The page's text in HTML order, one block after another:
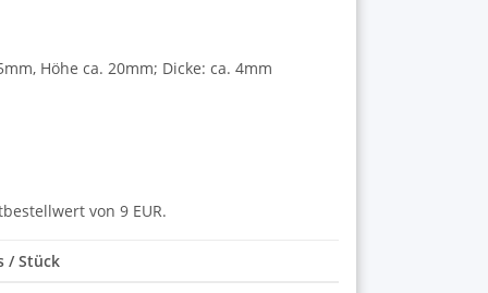
Höhe ca. 20mm; Dicke: ca. 4mm
von 9 EUR.
/ Stück